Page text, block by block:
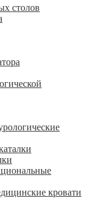
столов
кровати